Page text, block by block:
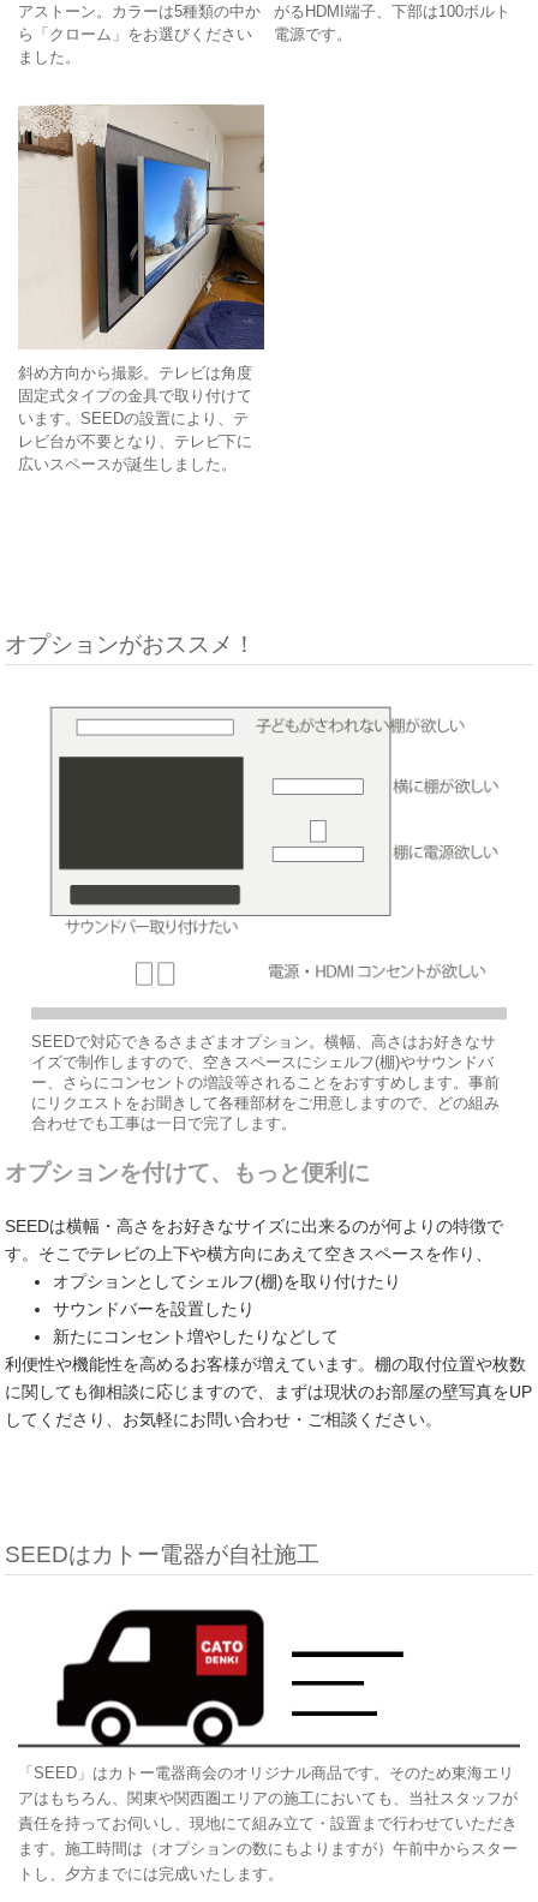
アストーン。カラーは5種類の中か
ら「クローム」をお選びください
ました。
がるHDMI端子、下部は100ボルト
電源です。
斜め方向から撮影。テレビは角度
固定式タイプの金具で取り付けて
います。SEEDの設置により、テ
レビ台が不要となり、テレビ下に
広いスペースが誕生しました。
オプションがおススメ！
SEEDで対応できるさまざまオプション。横幅、高さはお好きなサ
イズで制作しますので、空きスペースにシェルフ(棚)やサウンドバ
ー、さらにコンセントの増設等されることをおすすめします。事前
にリクエストをお聞きして各種部材をご用意しますので、どの組み
合わせでも工事は一日で完了します。
オプションを付けて、もっと便利に
SEEDは横幅・高さをお好きなサイズに出来るのが何よりの特徴で
す。そこでテレビの上下や横方向にあえて空きスペースを作り、
オプションとしてシェルフ(棚)を取り付けたり
サウンドバーを設置したり
新たにコンセント増やしたりなどして
利便性や機能性を高めるお客様が増えています。棚の取付位置や枚数
に関しても御相談に応じますので、まずは現状のお部屋の壁写真をUP
してくださり、お気軽にお問い合わせ・ご相談ください。
SEEDはカトー電器が自社施工
「SEED」はカトー電器商会のオリジナル商品です。そのため東海エリ
アはもちろん、関東や関西圏エリアの施工においても、当社スタッフが
責任を持ってお伺いし、現地にて組み立て・設置まで行わせていただき
ます。施工時間は（オプションの数にもよりますが）午前中からスター
トし、夕方までには完成いたします。